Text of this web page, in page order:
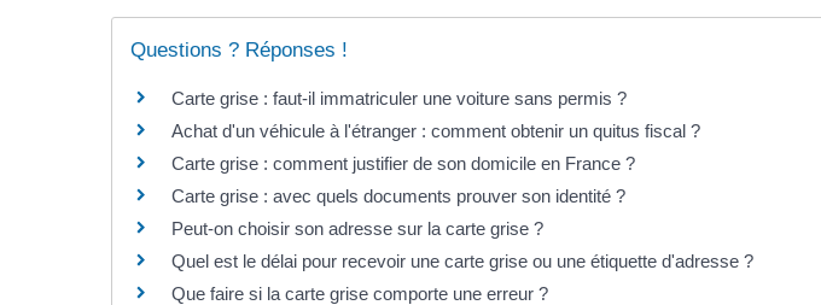
Questions ? Réponses !
Carte grise : faut-il immatriculer une voiture sans permis ?
Achat d'un véhicule à l'étranger : comment obtenir un quitus fiscal ?
Carte grise : comment justifier de son domicile en France ?
Carte grise : avec quels documents prouver son identité ?
Peut-on choisir son adresse sur la carte grise ?
Quel est le délai pour recevoir une carte grise ou une étiquette d'adresse ?
Que faire si la carte grise comporte une erreur ?